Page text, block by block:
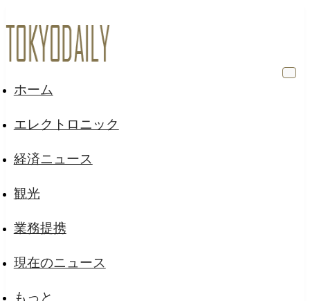
ホーム
エレクトロニック
経済ニュース
観光
業務提携
現在のニュース
もっと